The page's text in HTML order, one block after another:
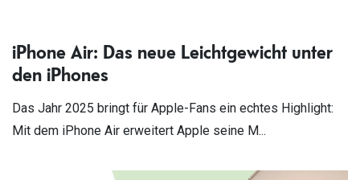
iPhone Air: Das neue Leichtgewicht unter
den iPhones
Das Jahr 2025 bringt für Apple-Fans ein echtes Highlight:
Mit dem iPhone Air erweitert Apple seine M...